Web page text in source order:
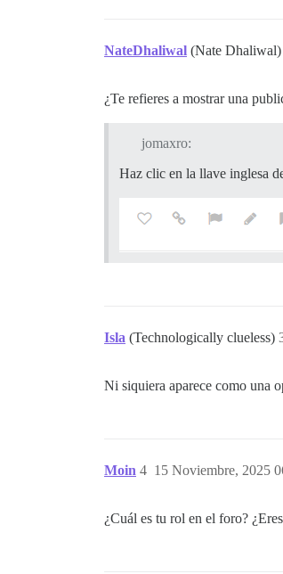
NateDhaliwal (Nate Dhaliwal)
¿Te refieres a mostrar una
jomaxro:
Haz clic en la llave inglesa
Isla (Technologically clueless)
Ni siquiera aparece como una
Moin 15 Noviembre, 2025
4
¿Cuál es tu rol en el foro?